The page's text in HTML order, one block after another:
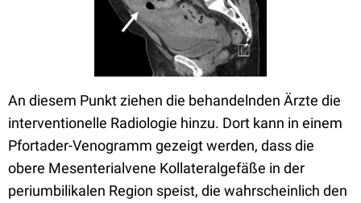
An diesem Punkt ziehen die behandelnden Ärzte die
interventionelle Radiologie hinzu. Dort kann in einem
Pfortader-Venogramm gezeigt werden, dass die
obere Mesenterialvene Kollateralgefäße in der
periumbilikalen Region speist, die wahrscheinlich den